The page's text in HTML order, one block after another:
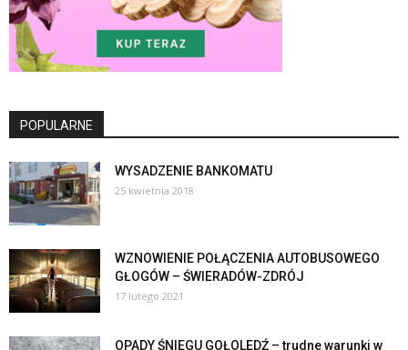
POPULARNE
WYSADZENIE BANKOMATU
25 kwietnia 2018
WZNOWIENIE POŁĄCZENIA AUTOBUSOWEGO
GŁOGÓW – ŚWIERADÓW-ZDRÓJ
17 lutego 2021
OPADY ŚNIEGU GOŁOLEDŹ – trudne warunki w